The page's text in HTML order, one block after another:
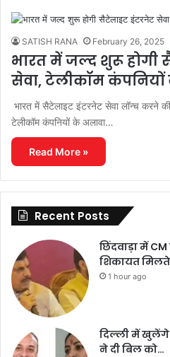
SATISH RANA February 26, 2025
भारत में जल्द शुरू होगी
सेवा, टेलीकॉम कंपनियों
भारत में सैटेलाइट इंटरनेट सेवा लॉन्च करने की
टेलीकॉम कंपनियों के अलावा…
Read More »
Recent Posts
छिंदवाड़ा में
शिकायत
1 hour ago
दिल्ली में खुलेंगे
ने दी बिल को…